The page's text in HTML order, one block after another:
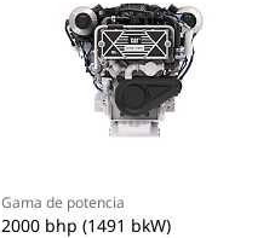
Gama de potencia
2000 bhp (1491 bkW)